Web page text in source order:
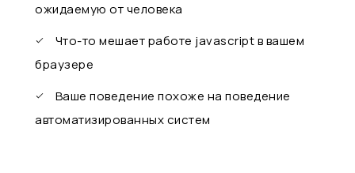
ожидаемую от человека
Что-то мешает работе javascript в вашем
браузере
Ваше поведение похоже на поведение
автоматизированных систем